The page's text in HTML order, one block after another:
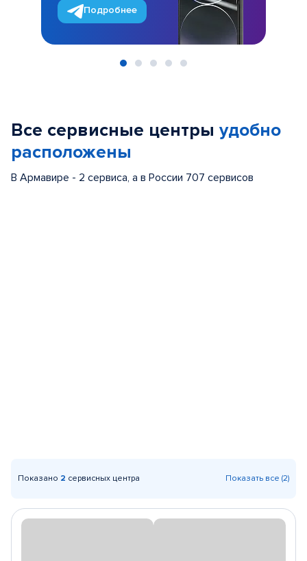
Подробнее
Все сервисные центры удобно
расположены
В Армавире - 2 сервиса, а в России 707 сервисов
Показано 2 сервисных центра Показать все (2)